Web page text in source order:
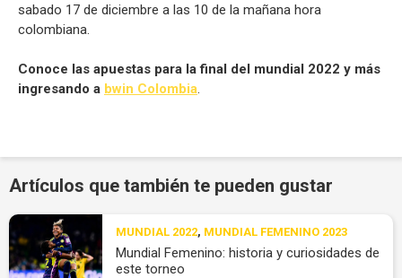
sabado 17 de diciembre a las 10 de la mañana hora
colombiana.
Conoce las apuestas para la final del mundial 2022 y más
ingresando a bwin Colombia.
Artículos que también te pueden gustar
MUNDIAL 2022, MUNDIAL FEMENINO 2023
Mundial Femenino: historia y curiosidades de
este torneo